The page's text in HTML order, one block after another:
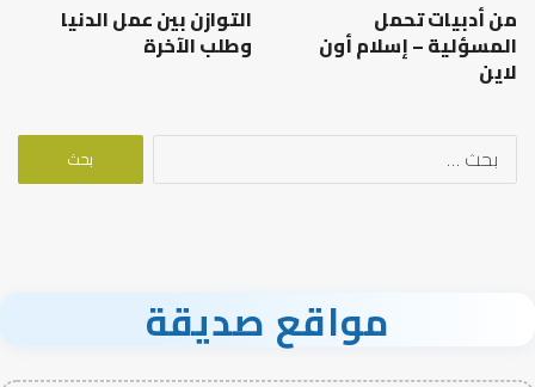
من أدبيات تحمل
المسؤلية – إسلام أون
لاين
التوازن بين عمل الدنيا
وطلب الآخرة
البحث
مواقع صديقة